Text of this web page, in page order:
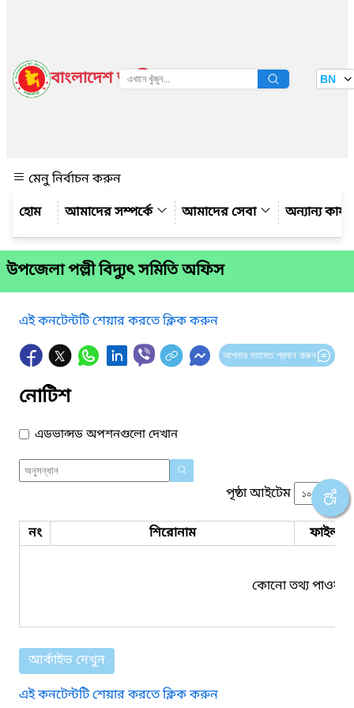
বাংলাদেশ জাতীয় তথ্য বাতায়ন BN
মেনু নির্বাচন করুন
আমাদের সম্পর্কে
আমাদের সেবা অন্যান্য
উপজেলা পল্লী বিদ্যুৎ সমিতি অফিস
এই কনটেন্টটি শেয়ার করতে ক্লিক করুন
আপনার মতামত প্রদান করুন
নোটিশ
এডভান্সড অপশনগুলো দেখান
পৃষ্ঠা আইটেম
নং শিরোনাম ফাইল
কোনো তথ্য পাওয়া
আর্কাইভ দেখুন
এই কনটেন্টটি শেয়ার করতে ক্লিক করুন